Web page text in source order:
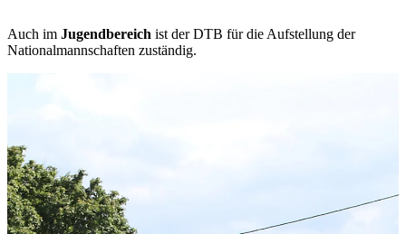
Auch im Jugendbereich ist der DTB für die Aufstellung der
Nationalmannschaften zuständig.